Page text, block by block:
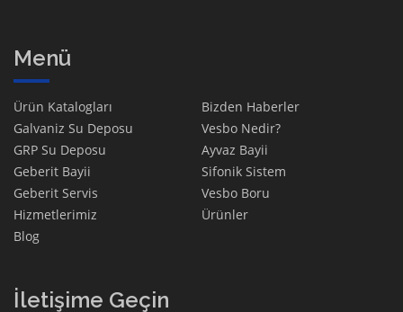
Menü
Ürün Katalogları
Bizden Haberler
Galvaniz Su Deposu
Vesbo Nedir?
GRP Su Deposu
Ayvaz Bayii
Geberit Bayii
Sifonik Sistem
Geberit Servis
Vesbo Boru
Hizmetlerimiz
Ürünler
Blog
İletişime Geçin